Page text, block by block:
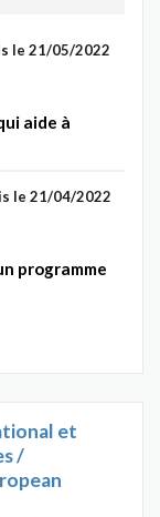
le 21/05/2022
aide à
le 21/04/2022
programme
et
/